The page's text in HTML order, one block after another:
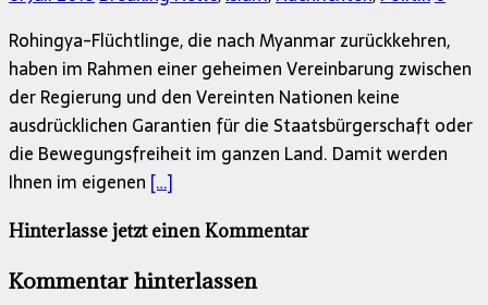
Rohingya-Flüchtlinge, die nach Myanmar zurückkehren,
haben im Rahmen einer geheimen Vereinbarung zwischen
der Regierung und den Vereinten Nationen keine
ausdrücklichen Garantien für die Staatsbürgerschaft oder
die Bewegungsfreiheit im ganzen Land. Damit werden
Ihnen im eigenen […]
Hinterlasse jetzt einen Kommentar
Kommentar hinterlassen